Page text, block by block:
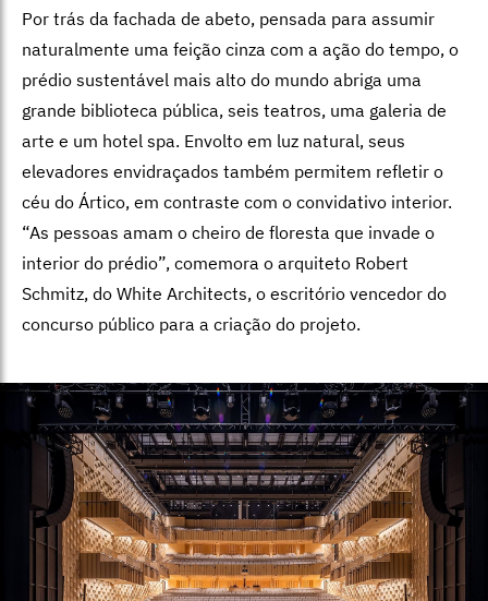
Por trás da fachada de abeto, pensada para assumir
naturalmente uma feição cinza com a ação do tempo, o
prédio sustentável mais alto do mundo abriga uma
grande biblioteca pública, seis teatros, uma galeria de
arte e um hotel spa. Envolto em luz natural, seus
elevadores envidraçados também permitem refletir o
céu do Ártico, em contraste com o convidativo interior.
“As pessoas amam o cheiro de floresta que invade o
interior do prédio”, comemora o arquiteto Robert
Schmitz, do White Architects, o escritório vencedor do
concurso público para a criação do projeto.